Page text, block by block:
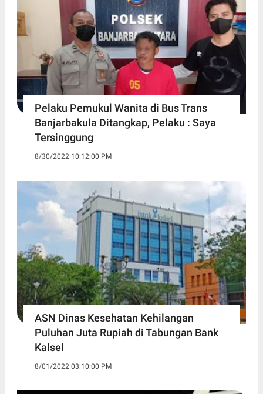
Pelaku Pemukul Wanita di Bus Trans
Banjarbakula Ditangkap, Pelaku : Saya
Tersinggung
8/30/2022 10:12:00 PM
ASN Dinas Kesehatan Kehilangan
Puluhan Juta Rupiah di Tabungan Bank
Kalsel
8/01/2022 03:10:00 PM